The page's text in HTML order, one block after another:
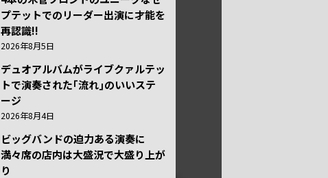
プテットでのリーダー出演に才能を
再認識!!
2026年8月5日
デュオアルバムがライブクァルテッ
トで演奏された｢流れ｣のいいステ
ージ
2026年8月4日
ビッグバンドの迫力ある演奏に
満々席の店内は大盛況で大盛り上が
り